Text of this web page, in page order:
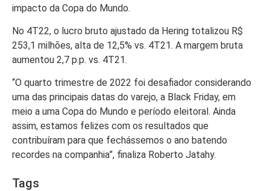
impacto da Copa do Mundo.
No 4T22, o lucro bruto ajustado da Hering totalizou R$
253,1 milhões, alta de 12,5% vs. 4T21. A margem bruta
aumentou 2,7 p.p. vs. 4T21.
“O quarto trimestre de 2022 foi desafiador considerando
uma das principais datas do varejo, a Black Friday, em
meio a uma Copa do Mundo e período eleitoral. Ainda
assim, estamos felizes com os resultados que
contribuíram para que fechássemos o ano batendo
recordes na companhia”, finaliza Roberto Jatahy.
Tags